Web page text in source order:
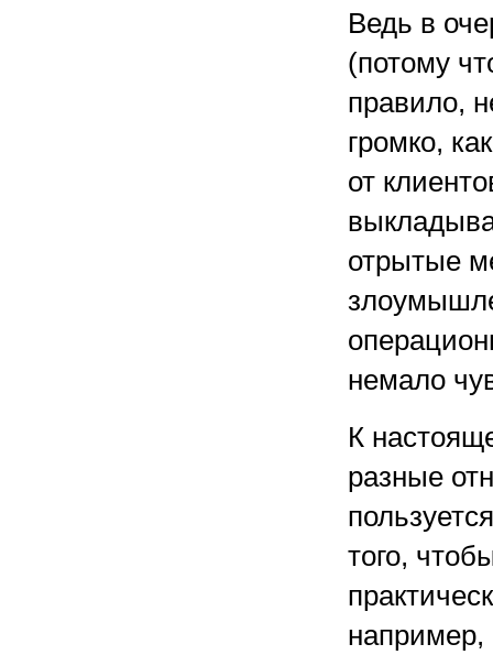
Ведь в
(потому
правило,
громко,
от
отрытые
немало
К
разные
того,
например,